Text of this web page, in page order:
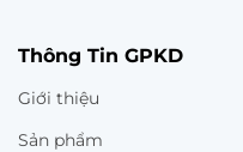
Thông Tin GPKD
Giới thiệu
Sản phẩm